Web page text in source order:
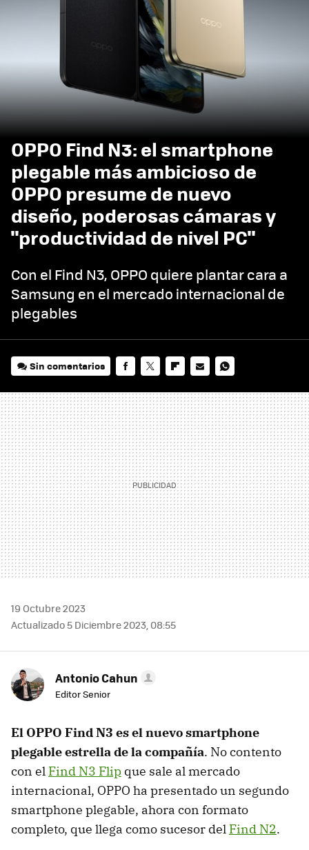
OPPO Find N3: el smartphone
plegable más ambicioso de
OPPO presume de nuevo
diseño, poderosas cámaras y
"productividad de nivel PC"
Con el Find N3, OPPO quiere plantar cara a
Samsung en el mercado internacional de
plegables
Sin comentarios
MAIL
19 Octubre 2023
Actualizado 5 Diciembre 2023, 08:55
Antonio Cahun
Editor Senior
El OPPO Find N3 es el nuevo smartphone
plegable estrella de la compañía. No contento
con el Find N3 Flip que sale al mercado
internacional, OPPO ha presentado un segundo
smartphone plegable, ahora con formato
completo, que llega como sucesor del Find N2.